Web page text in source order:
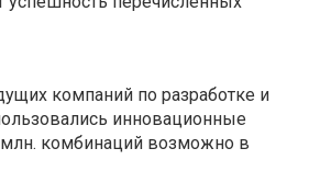
компаний по разработке и
инновационные
комбинаций возможно в